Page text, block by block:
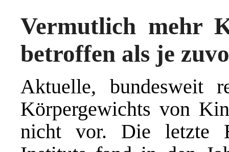
Vermutlich mehr
betroffen als je
Aktuelle, bundesweit
Körpergewichts von
nicht vor. Die letzte